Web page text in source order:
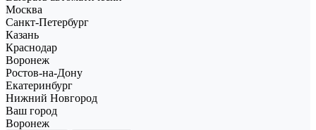
Москва
Санкт-Петербург
Казань
Краснодар
Воронеж
Ростов-на-Дону
Екатеринбург
Нижний Новгород
Ваш город
Воронеж